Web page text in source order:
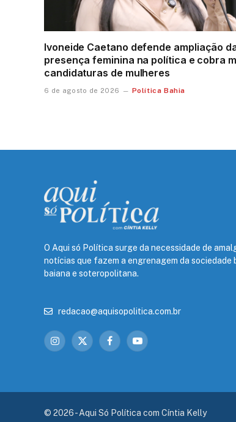
Ivoneide Caetano defende ampliação
presença feminina na política e cobra
candidaturas de mulheres
6 de agosto de 2026 Política Bahia
O Aqui só Política surge da necessidade de
notícias que fazem a engrenagem da sociedade
baiana e soteropolitana.
redacao@aquisopolitica.com.br
Instagram
X
FacebookYouTube
© 2026 - Aqui Só Política com Cíntia Kelly